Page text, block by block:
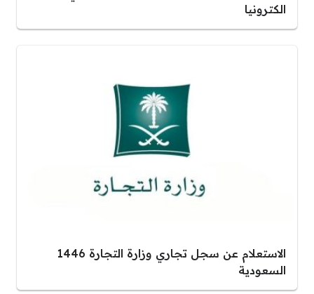
الكترونيا
الاستعلام عن سجل تجاري وزارة التجارة 1446
السعودية